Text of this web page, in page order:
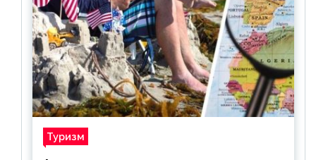
Туризм